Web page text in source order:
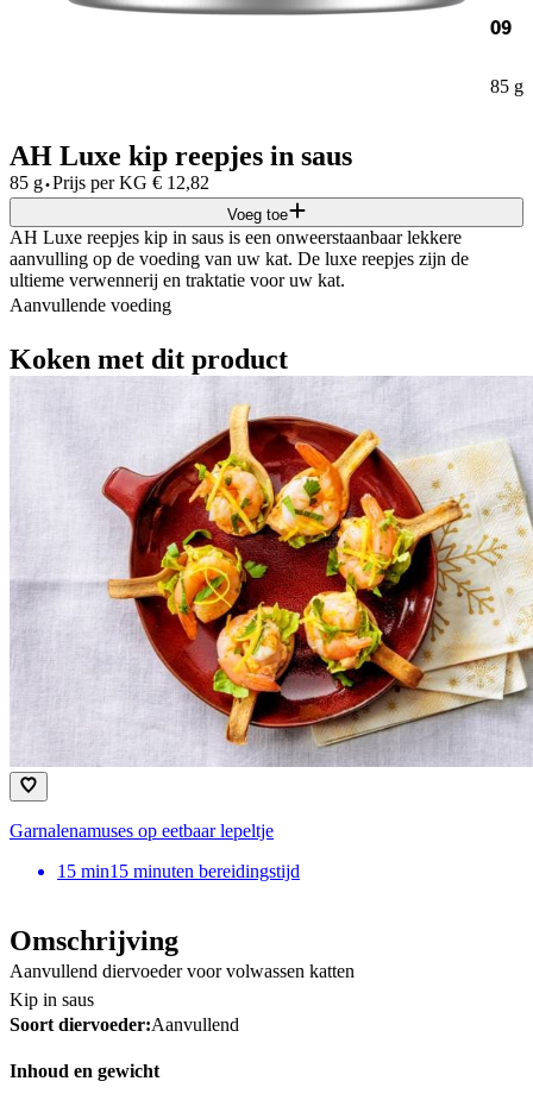
09
85 g
AH Luxe kip reepjes in saus
85 g·Prijs per KG € 12,82
Voeg toe
AH Luxe reepjes kip in saus is een onweerstaanbaar lekkere
aanvulling op de voeding van uw kat. De luxe reepjes zijn de
ultieme verwennerij en traktatie voor uw kat.
Aanvullende voeding
Koken met dit product
Garnalenamuses op eetbaar lepeltje
15 min15 minuten bereidingstijd
Omschrijving
Aanvullend diervoeder voor volwassen katten
Kip in saus
Soort diervoeder:Aanvullend
Inhoud en gewicht